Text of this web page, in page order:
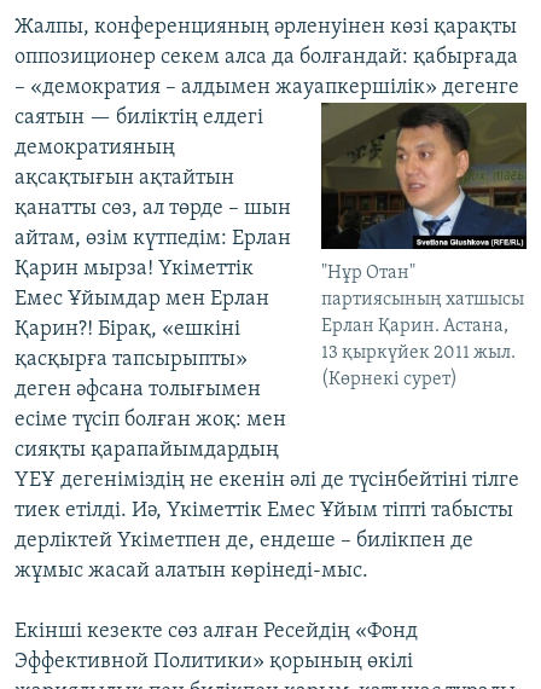
Жалпы, конференцияның әрленуінен көзі қарақты
оппозиционер секем алса да болғандай: қабырғада
– «демократия – алдымен жауапкершілік»
"Нұр Отан"
партиясының хатшысы
Ерлан Қарин. Астана,
13 қыркүйек 2011 жыл.
(Көрнекі сурет)
дегенге
саятын — биліктің елдегі
демократияның
ақсақтығын ақтайтын
қанатты сөз, ал төрде – шын
айтам, өзім күтпедім: Ерлан
Қарин мырза! Үкіметтік
Емес Ұйымдар мен Ерлан
Қарин?! Бірақ, «ешкіні
қасқырға тапсырыпты»
деген әфсана толығымен
есіме түсіп болған жоқ: мен
сияқты қарапайымдардың
ҮЕҰ дегеніміздің не екенін әлі де түсінбейтіні тілге
тиек етілді. Иә, Үкіметтік Емес Ұйым тіпті табысты
дерліктей Үкіметпен де, ендеше – билікпен де
жұмыс жасай алатын көрінеді-мыс.
Екінші кезекте сөз алған Ресейдің «Фонд
Эффективной Политики» қорының өкілі